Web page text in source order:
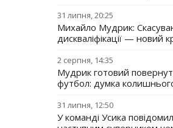
31 липня, 20:25
Михайло Мудрик:
дискваліфікації — новий
2 серпня, 14:35
Мудрик готовий
футбол: думка
31 липня, 12:50
У команді Усика